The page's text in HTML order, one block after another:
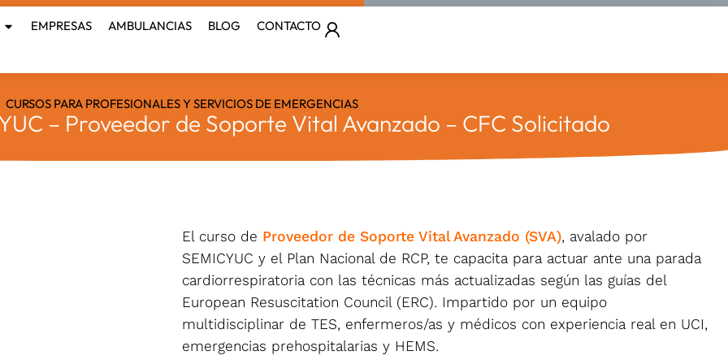
EMPRESAS AMBULANCIAS BLOG CONTACTO
CURSOS PARA PROFESIONALES Y SERVICIOS DE EMERGENCIAS
– Proveedor de Soporte Vital Avanzado – CFC Solicitado
El curso de Proveedor de Soporte Vital Avanzado (SVA), avalado por
SEMICYUC y el Plan Nacional de RCP, te capacita para actuar ante una parada
cardiorrespiratoria con las técnicas más actualizadas según las guías del
European Resuscitation Council (ERC). Impartido por un equipo
multidisciplinar de TES, enfermeros/as y médicos con experiencia real en UCI,
emergencias prehospitalarias y HEMS.